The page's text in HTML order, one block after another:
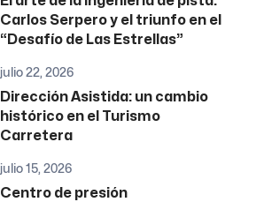
Carlos Serpero y el triunfo en el
“Desafío de Las Estrellas”
julio 22, 2026
Dirección Asistida: un cambio
histórico en el Turismo
Carretera
julio 15, 2026
Centro de presión